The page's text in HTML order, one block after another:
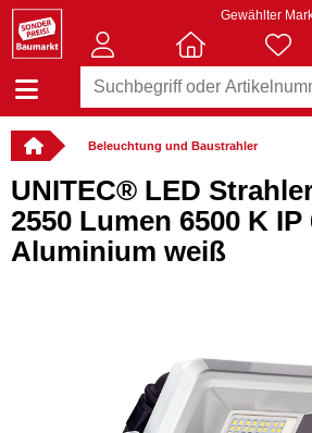
Gewählter
Beleuchtung und Baustrahler
UNITEC® LED
2550 Lumen 6500 K IP
Aluminium weiß